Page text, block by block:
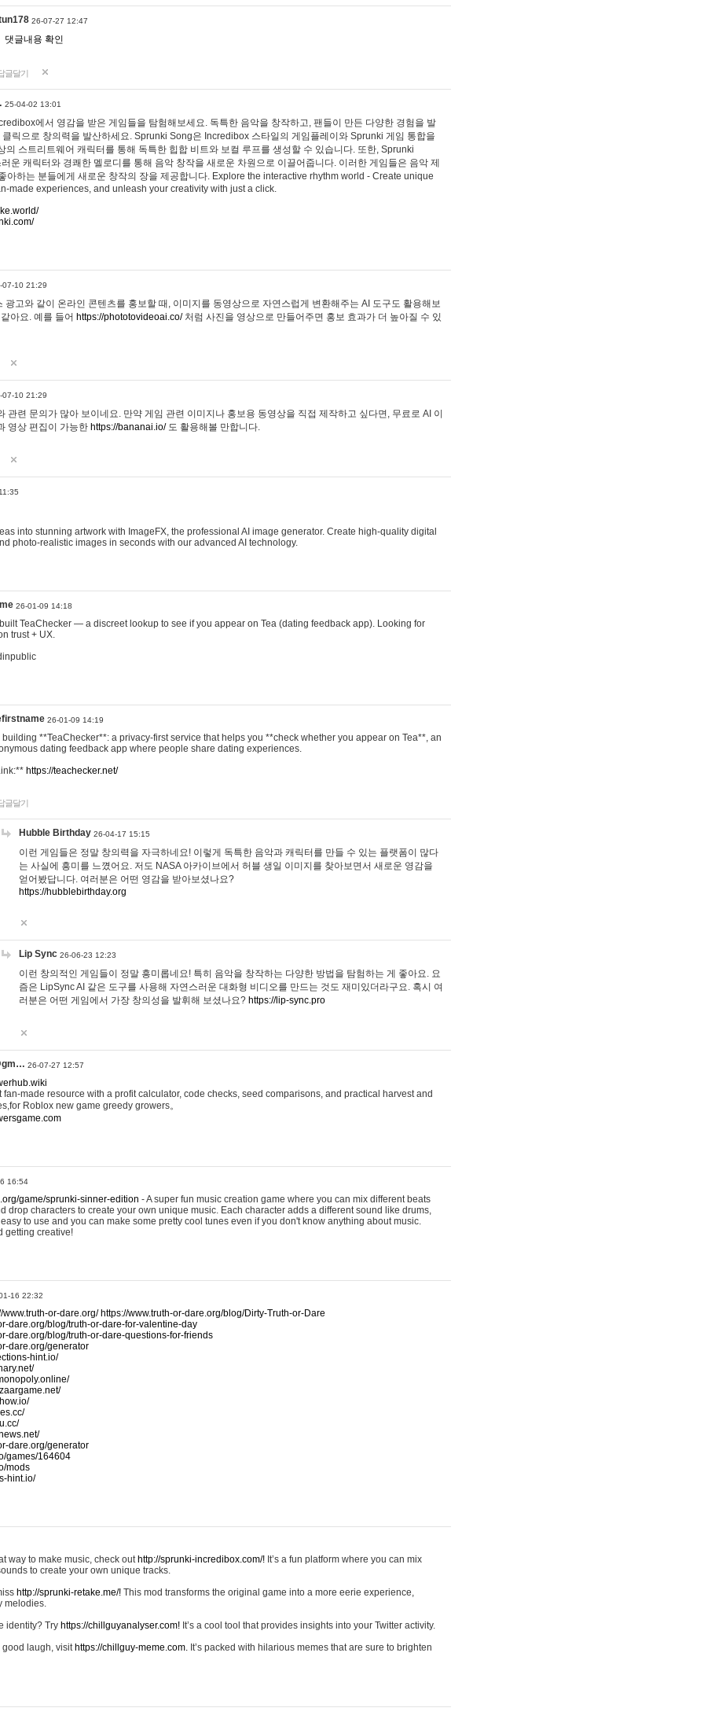
26-07-27 12:47
댓글내용 확인
글달기
25-04-02 13:01
에서 영감을 받은 게임들을 탐험해보세요. 독특한 음악을 창작하고, 팬들이 만든 다양한 경험을 발
클릭으로 창의력을 발산하세요. Sprunki Song은 Incredibox 스타일의 게임플레이와 Sprunki 게임 통합을
의 스트리트웨어 캐릭터를 통해 독특한 힙합 비트와 보컬 루프를 생성할 수 있습니다. 또한, Sprunki
운 캐릭터와 경쾌한 멜로디를 통해 음악 창작을 새로운 차원으로 이끌어줍니다. 이러한 게임들은 음악 제
아하는 분들에게 새로운 창작의 장을 제공합니다. Explore the interactive rhythm world - Create unique
made experiences, and unleash your creativity with just a click.
07-10 21:29
광고와 같이 온라인 콘텐츠를 홍보할 때, 이미지를 동영상으로 자연스럽게 변환해주는 AI 도구도 활용해보
아요. 예를 들어 https://phototovideoai.co/처럼 사진을 영상으로 만들어주면 홍보 효과가 더 높아질 수 있
07-10 21:29
관련 문의가 많아 보이네요. 만약 게임 관련 이미지나 홍보용 동영상을 직접 제작하고 싶다면, 무료로 AI 이
영상 편집이 가능한 https://bananai.io/도 활용해볼 만합니다.
into stunning artwork with ImageFX, the professional AI image generator. Create high-quality digital
photo-realistic images in seconds with our advanced AI technology.
26-01-09 14:18
TeaChecker — a discreet lookup to see if you appear on Tea (dating feedback app). Looking for
trust + UX.
26-01-09 14:19
building **TeaChecker**: a privacy-first service that helps you **check whether you appear on Tea**, an
dating feedback app where people share dating experiences.
https://teachecker.net/
글달기
Hubble Birthday 26-04-17 15:15
이런 게임들은 정말 창의력을 자극하네요! 이렇게 독특한 음악과 캐릭터를 만들 수 있는 플랫폼이 많다
는 사실에 흥미를 느꼈어요. 저도 NASA 아카이브에서 허블 생일 이미지를 찾아보면서 새로운 영감을
얻어봤답니다. 여러분은 어떤 영감을 받아보셨나요?
https://hubblebirthday.org
Lip Sync 26-06-23 12:23
이런 창의적인 게임들이 정말 흥미롭네요! 특히 음악을 창작하는 다양한 방법을 탐험하는 게 좋아요. 요
즘은 LipSync AI 같은 도구를 사용해 자연스러운 대화형 비디오를 만드는 것도 재미있더라구요. 혹시 여
러분은 어떤 게임에서 가장 창의성을 발휘해 보셨나요? https://lip-sync.pro
26-07-27 12:57
made resource with a profit calculator, code checks, seed comparisons, and practical harvest and
Roblox new game greedy growers。
16:54
game/sprunki-sinner-edition - A super fun music creation game where you can mix different beats
drop characters to create your own unique music. Each character adds a different sound like drums,
to use and you can make some pretty cool tunes even if you don't know anything about music.
getting creative!
16 22:32
www.truth-or-dare.org/ https://www.truth-or-dare.org/blog/Dirty-Truth-or-Dare
dare.org/blog/truth-or-dare-for-valentine-day
dare.org/blog/truth-or-dare-questions-for-friends
dare.org/generator
hint.io/
dare.org/generator
games/164604
mods
hint.io/
way to make music, check out http://sprunki-incredibox.com/! It’s a fun platform where you can mix
to create your own unique tracks.
http://sprunki-retake.me/! This mod transforms the original game into a more eerie experience,
melodies.
identity? Try https://chillguyanalyser.com! It’s a cool tool that provides insights into your Twitter activity.
good laugh, visit https://chillguy-meme.com. It’s packed with hilarious memes that are sure to brighten